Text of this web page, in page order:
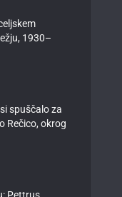
1930–
spuščalo za
Rečico, okrog